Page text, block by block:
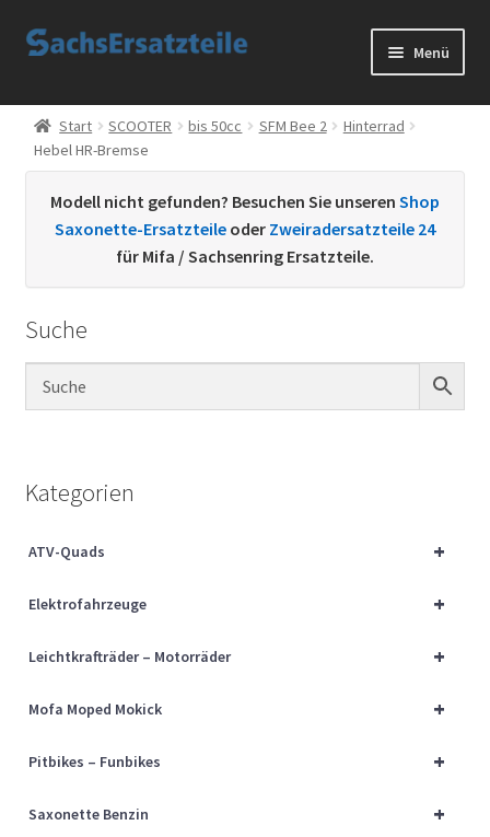
Zur
Zum
Menü
Start
AGB
Datenschutzerklärung
Kontakt
Sachs Ersatzteile
Über uns
Start SCOOTER bis 50cc SFM Bee 2
Hinterrad
Hebel HR-Bremse
Modell nicht gefunden? Besuchen Sie unseren Shop
Saxonette-Ersatzteile oder Zweiradersatzteile 24
für Mifa / Sachsenring Ersatzteile.
Suche
Kategorien
+
ATV-Quads
+
Elektrofahrzeuge
+
Leichtkrafträder – Motorräder
+
Mofa Moped Mokick
+
Pitbikes – Funbikes
+
Saxonette Benzin